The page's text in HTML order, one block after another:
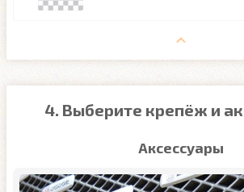
4. Выберите крепёж и
Аксессуары